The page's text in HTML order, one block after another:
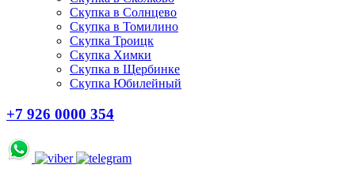
Скупка в Солнцево
Скупка в Томилино
Скупка Троицк
Скупка Химки
Скупка в Щербинке
Скупка Юбилейный
+7 926 0000 354